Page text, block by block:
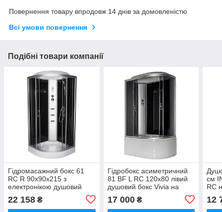
Повернення товару впродовж 14 днів за домовленістю
Всі умови повернення
Подібні товари компанії
Гідромасажний бокс 61
RC R 90х90х215 з
електронікою душовий
бокс Vivia низький піддон
розсувні двері
22 158 ₴
Гідробокс асиметричний
81 BF L RC 120х80 лівий
душовий бокс Vivia на
глибокому піддоні чорне
скло
17 000₴
см
RC
12